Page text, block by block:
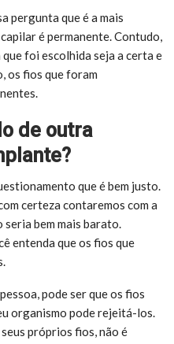
pergunta que é a mais
é permanente. Contudo,
foi escolhida seja a certa e
os fios que foram
de outra
que é bem justo.
certeza contaremos com a
seria bem mais barato.
entenda que os fios que
pode ser que os fios
organismo pode rejeitá-los.
próprios fios, não é